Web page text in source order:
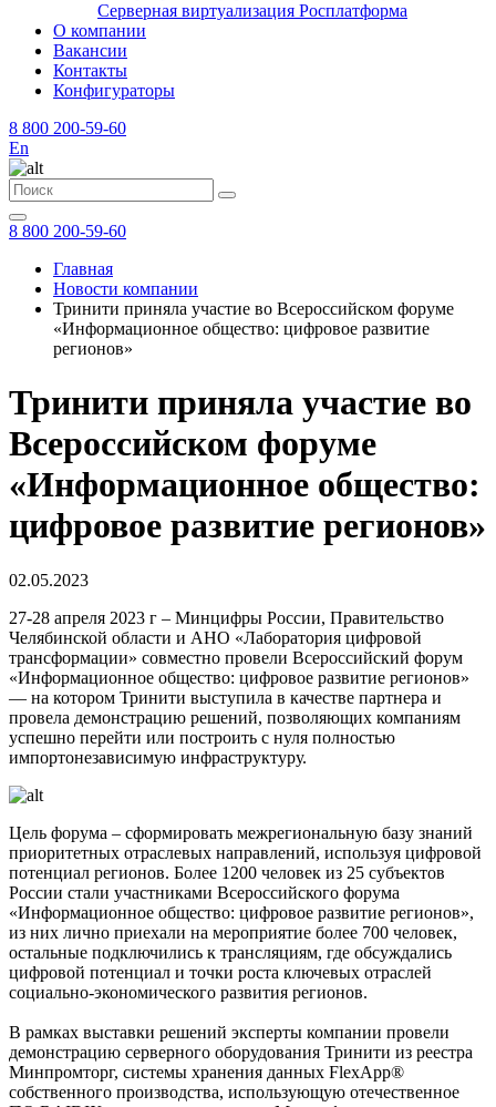
Серверная виртуализация Росплатформа
О компании
Вакансии
Контакты
Конфигураторы
8 800 200-59-60
En
8 800 200-59-60
Главная
Новости компании
Тринити приняла участие во Всероссийском форуме
«Информационное общество: цифровое развитие
регионов»
Тринити приняла участие во
Всероссийском форуме
«Информационное общество:
цифровое развитие регионов»
02.05.2023
27-28 апреля 2023 г – Минцифры России, Правительство
Челябинской области и АНО «Лаборатория цифровой
трансформации» совместно провели Всероссийский форум
«Информационное общество: цифровое развитие регионов»
— на котором Тринити выступила в качестве партнера и
провела демонстрацию решений, позволяющих компаниям
успешно перейти или построить с нуля полностью
импортонезависимую инфраструктуру.
Цель форума – сформировать межрегиональную базу знаний
приоритетных отраслевых направлений, используя цифровой
потенциал регионов. Более 1200 человек из 25 субъектов
России стали участниками Всероссийского форума
«Информационное общество: цифровое развитие регионов»,
из них лично приехали на мероприятие более 700 человек,
остальные подключились к трансляциям, где обсуждались
цифровой потенциал и точки роста ключевых отраслей
социально-экономического развития регионов.
В рамках выставки решений эксперты компании провели
демонстрацию серверного оборудования Тринити из реестра
Минпромторг, системы хранения данных FlexApp®
собственного производства, использующую отечественное